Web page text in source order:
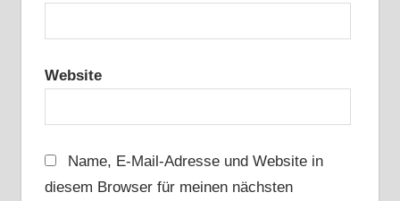
Website
Name, E-Mail-Adresse und Website in
diesem Browser für meinen nächsten